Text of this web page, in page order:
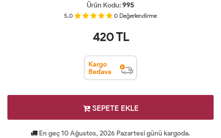
Ürün Kodu:995
5.0 0 Değerlendirme
420TL
SEPETE EKLE
En geç 10 Ağustos, 2026 Pazartesi günü kargoda.